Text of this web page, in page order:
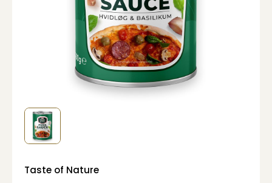
Taste of Nature